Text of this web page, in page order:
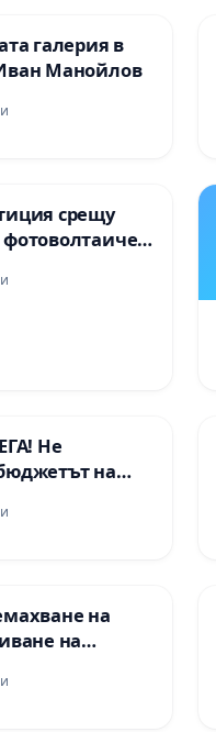
галерия в
Манойлов
срещу
общ. Радомир
Не
на
парите и
на
на
на
във